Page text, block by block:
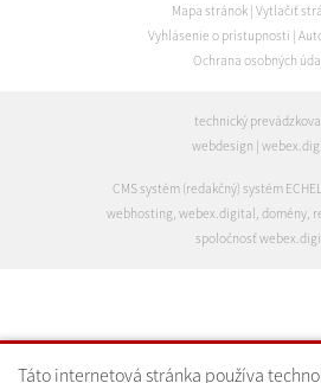
Táto internetová stránka používa
Mapa stránok Vytlačiť
Vyhlásenie o prístupnosti
Ochrana osobných
technický
webdesign
CMS systém (redakčný) systém
webhosting, webex.digital , domény,
spoločnosť